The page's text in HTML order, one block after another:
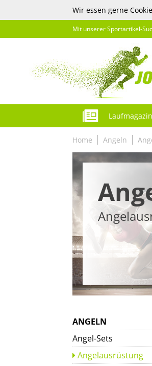
Wir essen gerne
Mit unserer Sportartikel-
Laufmagazin
Home Angeln
ANGELN
Angel-Sets
Angelausrüstung